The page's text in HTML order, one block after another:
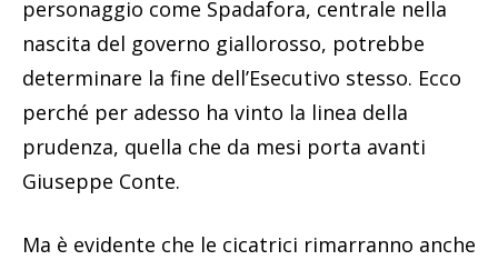
personaggio come Spadafora, centrale nella
nascita del governo giallorosso, potrebbe
determinare la fine dell’Esecutivo stesso. Ecco
perché per adesso ha vinto la linea della
prudenza, quella che da mesi porta avanti
Giuseppe Conte.
Ma è evidente che le cicatrici rimarranno anche